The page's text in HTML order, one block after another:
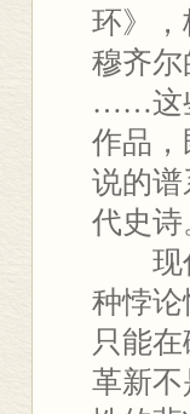
环》
穆齐
……这
作品
说的
代史诗
现
种悖
只能
革新